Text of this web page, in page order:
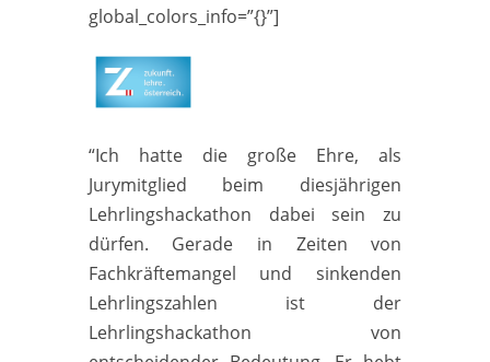
global_colors_info=”{}”]
“Ich hatte die große Ehre, als
Jurymitglied beim diesjährigen
Lehrlingshackathon dabei sein zu
dürfen. Gerade in Zeiten von
Fachkräftemangel und sinkenden
Lehrlingszahlen ist der
Lehrlingshackathon von